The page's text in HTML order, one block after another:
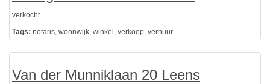
verkocht
Tags: notaris, woonwijk, winkel , verkoop, verhuur
Van der Munniklaan 20 Leens